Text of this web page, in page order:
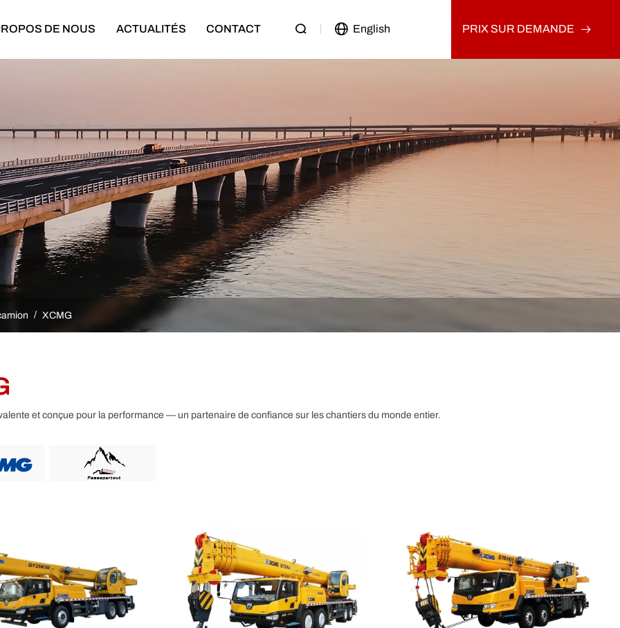
remorque surbaissée
remorque cargo
remorque benne
remorque citerne
remorque porte-voitures
Semi-remorque à rideaux
Bande-annonce complète
Semi-remorque squelette
Chargeuse sur pneus
Excavatrice
Rouleau compresseur
Classes de moteurs
Camion minier
Grue sur camion
Pompe à béton montée sur camion
Camion tracteur d'occasion
Camion-benne d'occasion
DE NOUS ACTUALITÉS CONTACT English PRIX SUR DEMANDE
XCMG
et conçue pour la performance — un partenaire de confiance sur les chantiers du monde entier.